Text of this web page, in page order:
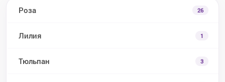
Роза 26
Лилия 1
Тюльпан 3